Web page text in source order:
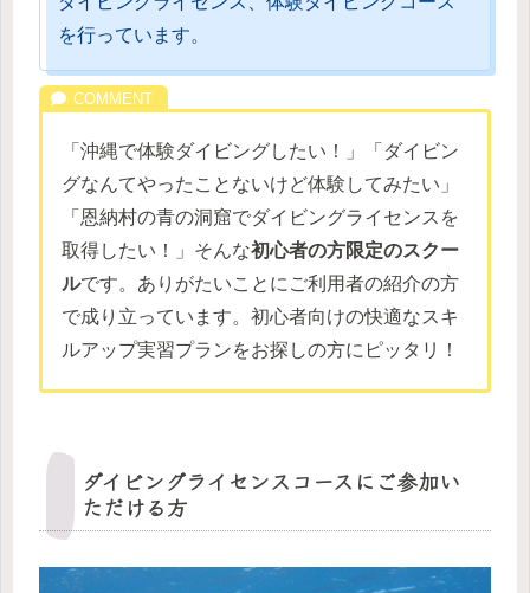
を行っています。
「沖縄で体験ダイビングしたい！」「ダイビン
グなんてやったことないけど体験してみたい」
「恩納村の青の洞窟でダイビングライセンスを
取得したい！」そんな初心者の方限定のスクー
ルです。ありがたいことにご利用者の紹介の方
で成り立っています。初心者向けの快適なスキ
ルアップ実習プランをお探しの方にピッタリ！
ダイビングライセンスコースにご参加い
ただける方